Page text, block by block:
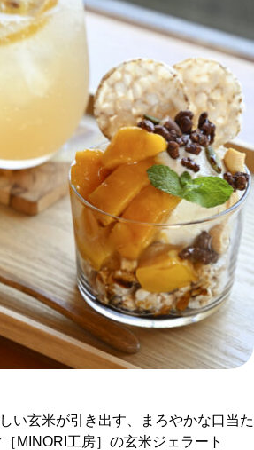
い玄米が引き出す、まろやかな口当た
MINORI工房］の玄米ジェラート